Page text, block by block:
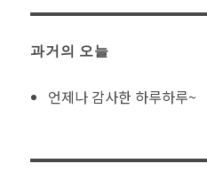
과거의 오늘
언제나 감사한 하루하루~